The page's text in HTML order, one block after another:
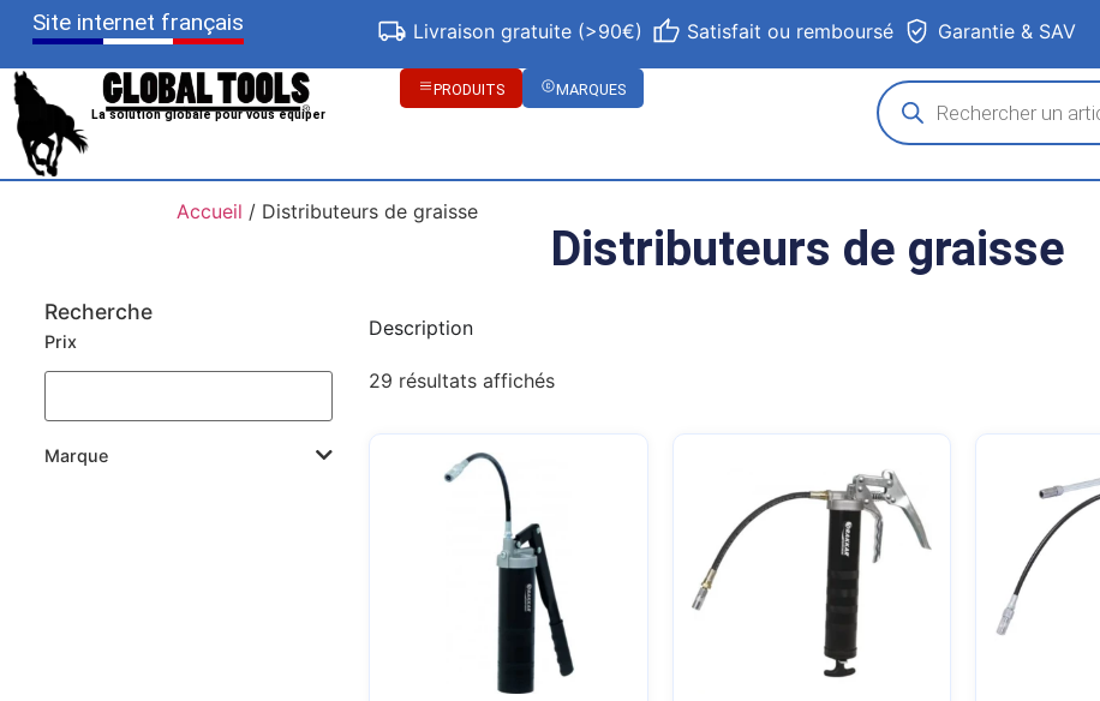
Site internet français Livraison gratuite (>90€) Satisfait ou remboursé Garantie & SAV
La solution globale pour vous équiper
PRODUITS MARQUES
Accueil / Distributeurs de graisse
Distributeurs de graisse
Recherche
Prix
Marque
Description
29 résultats affichés